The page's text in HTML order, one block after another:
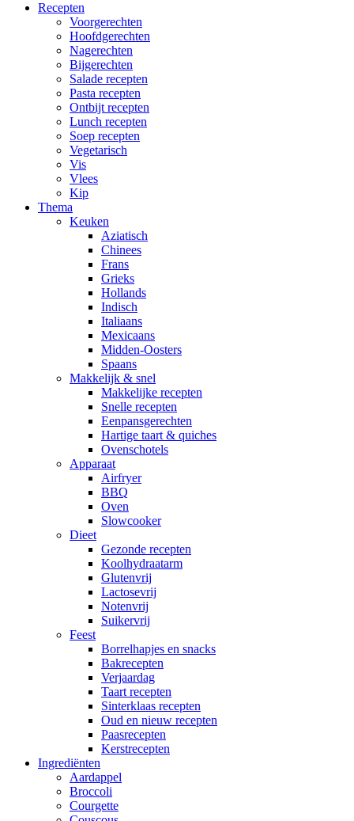
Recepten
Voorgerechten
Hoofdgerechten
Nagerechten
Bijgerechten
Salade recepten
Pasta recepten
Ontbijt recepten
Lunch recepten
Soep recepten
Vegetarisch
Vis
Vlees
Kip
Thema
Keuken
Aziatisch
Chinees
Frans
Grieks
Hollands
Indisch
Italiaans
Mexicaans
Midden-Oosters
Spaans
Makkelijk & snel
Makkelijke recepten
Snelle recepten
Eenpansgerechten
Hartige taart & quiches
Ovenschotels
Apparaat
Airfryer
BBQ
Oven
Slowcooker
Dieet
Gezonde recepten
Koolhydraatarm
Glutenvrij
Lactosevrij
Notenvrij
Suikervrij
Feest
Borrelhapjes en snacks
Bakrecepten
Verjaardag
Taart recepten
Sinterklaas recepten
Oud en nieuw recepten
Paasrecepten
Kerstrecepten
Ingrediënten
Aardappel
Broccoli
Courgette